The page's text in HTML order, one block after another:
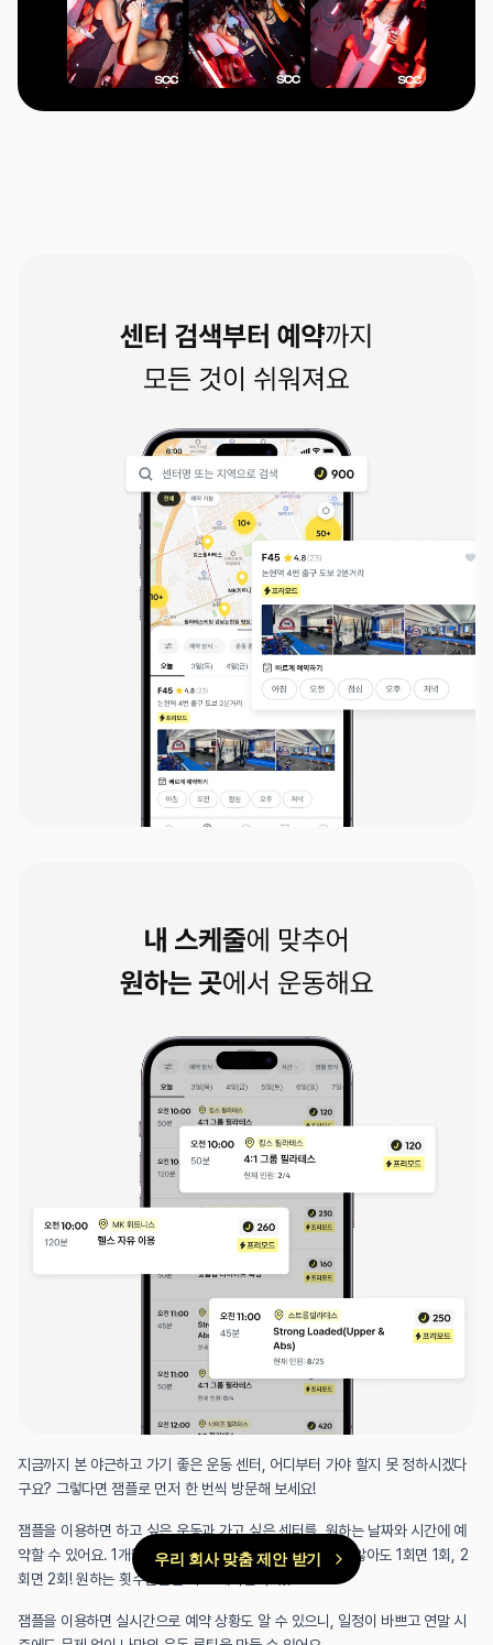
지금까지 본 야근하고 가기 좋은 운동 센터, 어디부터 가야 할지 못 정하시겠다
구요? 그렇다면 잼플로 먼저 한 번씩 방문해 보세요!
잼플을 이용하면 하고 싶은 운동과 가고 싶은 센터를, 원하는 날짜와 시간에 예
약할 수 있어요. 1개월, 3개월, 6개월 등 고정 결제를 하지 않아도 1회면 1회, 2
회면 2회! 원하는 횟수만큼만 바로 예약할 수 있죠.
잼플을 이용하면 실시간으로 예약 상황도 알 수 있으니, 일정이 바쁘고 연말 시
우리 회사 맞춤 제안 받기